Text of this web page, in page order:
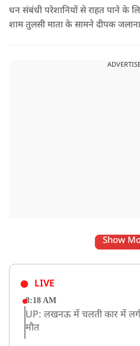
धन संबंधी परेशानियों से राहत पाने के
शाम तुलसी माता के सामने दीपक
Show
LIVE
8:18 AM
UP: लखनऊ में चलती कार में
मौत